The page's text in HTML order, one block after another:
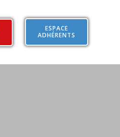
ESPACE
ADHÉRENTS